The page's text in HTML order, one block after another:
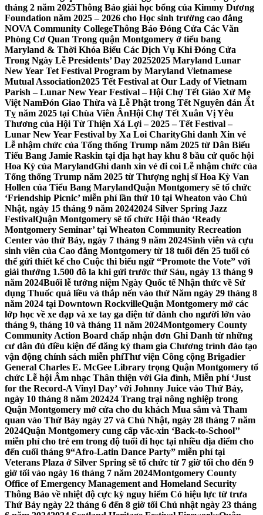
tháng 2 năm 2025Thông Báo giải học bổng của Kimmy Dương
Foundation năm 2025 – 2026 cho Học sinh trường cao đẳng
NOVA Community CollegeThông Báo Đóng Cửa Các Văn
Phòng Cơ Quan Trong quận Montgomery ở tiểu bang
Maryland & Thời Khóa Biểu Các Dịch Vụ Khi Đóng Cửa
Trong Ngày Lễ Presidents’ Day 20252025 Maryland Lunar
New Year Tet Festival Program by Maryland Vietnamese
Mutual Association2025 Tết Festival at Our Lady of Vietnam
Parish – Lunar New Year Festival – Hội Chợ Tết Giáo Xứ Mẹ
Việt NamĐón Giao Thừa và Lễ Phật trong Tết Nguyên đán Ất
Tỵ năm 2025 tại Chùa Viên ÂnHội Chợ Tết Xuân Vị Yêu
Thương của Hội Từ Thiện Xá Lợi – 2025 – Tết Festival –
Lunar New Year Festival by Xa Loi CharityGhi danh Xin vé
Lễ nhậm chức của Tổng thống Trump năm 2025 từ Dân Biểu
Tiểu Bang Jamie Raskin tại địa hạt hay khu 8 bầu cử quốc hội
Hoa Kỳ của MarylandGhi danh xin vé đi coi Lễ nhậm chức của
Tổng thống Trump năm 2025 từ Thượng nghị sĩ Hoa Kỳ Van
Hollen của Tiểu Bang MarylandQuận Montgomery sẽ tổ chức
‘Friendship Picnic’ miễn phí lần thứ 10 tại Wheaton vào Chủ
Nhật, ngày 15 tháng 9 năm 20242024 Silver Spring Jazz
FestivalQuận Montgomery sẽ tổ chức Hội thảo ‘Ready
Montgomery Seminar’ tại Wheaton Community Recreation
Center vào thứ Bảy, ngày 7 tháng 9 năm 2024Sinh viên và cựu
sinh viên của Cao đẳng Montgomery từ 18 tuổi đến 25 tuổi có
thể gửi thiết kế cho Cuộc thi biểu ngữ “Promote the Vote” với
giải thưởng 1.500 đô la khi gửi trước thứ Sáu, ngày 13 tháng 9
năm 2024Buổi lễ tưởng niệm Ngày Quốc tế Nhận thức về Sử
dụng Thuốc quá liều và thắp nến vào thứ Năm ngày 29 tháng 8
năm 2024 tại Downtown RockvilleQuận Montgomery mở các
lớp học về xe đạp và xe tay ga điện tử dành cho người lớn vào
tháng 9, tháng 10 và tháng 11 năm 2024Montgomery County
Community Action Board chấp nhận đơn Ghi Danh từ những
cư dân đủ điều kiện để đăng ký tham gia Chương trình đào tạo
vận động chính sách miễn phíThư viện Công cộng Brigadier
General Charles E. McGee Library trọng Quận Montgomery tổ
chức Lễ hội Âm nhạc Thân thiện với Gia đình, Miễn phí ‘Just
for the Record-A Vinyl Day’ với Johnny Juice vào Thứ Bảy,
ngày 10 tháng 8 năm 202424 Trang trại nông nghiệp trong
Quận Montgomery mở cửa cho du khách Mua sắm và Tham
quan vào Thứ Bảy ngày 27 và Chủ Nhật, ngày 28 tháng 7 năm
2024Quận Montgomery cung cấp vắc-xin ‘Back-to-School’’
miễn phí cho trẻ em trong độ tuổi đi học tại nhiều địa điểm cho
đến cuối tháng 9“Afro-Latin Dance Party” miễn phí tại
Veterans Plaza ở Silver Spring sẽ tổ chức từ 7 giờ tối cho đến 9
giờ tối vào ngày 16 tháng 7 năm 2024Montgomery County
Office of Emergency Management and Homeland Security
Thông Báo về nhiệt độ cực kỳ nguy hiểm Có hiệu lực từ trưa
Thứ Bảy ngày 22 tháng 6 đến 8 giờ tối Chủ nhật ngày 23 tháng